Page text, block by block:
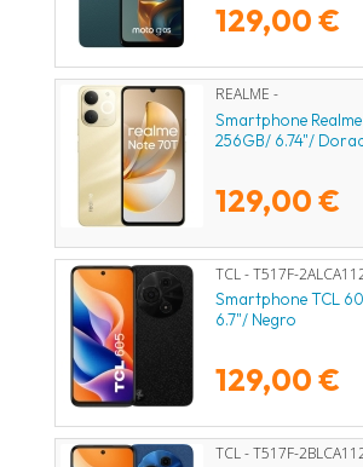
129,00 €
REALME -
Smartphone
256GB/ 6.74"/
129,00 €
TCL - T517F-
Smartphone TCL
6.7"/ Negro
129,00 €
TCL - T517F-